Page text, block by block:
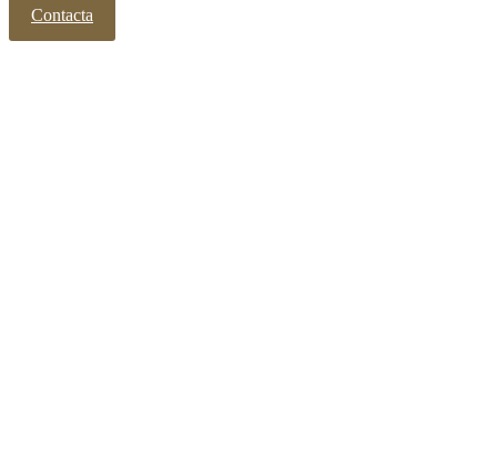
Contacta